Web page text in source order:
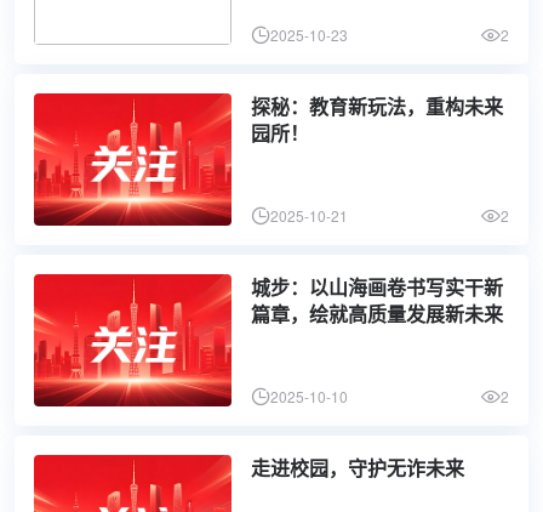
2025-10-23 2
探秘：教育新玩法，重构未来
园所！
2025-10-21 2
城步：以山海画卷书写实干新
篇章，绘就高质量发展新未来
2025-10-10 2
走进校园，守护无诈未来